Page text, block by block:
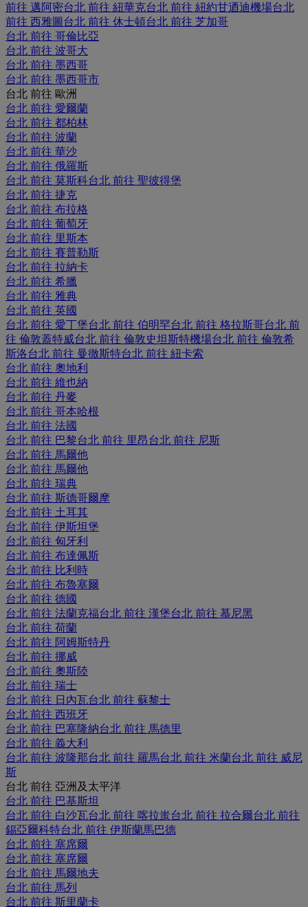
前往 邁阿密台北 前往 紐華克台北 前往 紐約甘迺迪機場台北
前往 西雅圖 台北 前往 休士頓台北 前往 芝加哥
台北 前往 哥倫比亞
台北 前往 波哥大
台北 前往 墨西哥
台北 前往 墨西哥市
台北 前往 歐洲
台北 前往 愛爾蘭
台北 前往 都柏林
台北 前往 波蘭
台北 前往 華沙
台北 前往 俄羅斯
台北 前往 莫斯科台北 前往 聖彼得堡
台北 前往 捷克
台北 前往 布拉格
台北 前往 葡萄牙
台北 前往 里斯本
台北 前往 賽普勒斯
台北 前往 拉納卡
台北 前往 希臘
台北 前往 雅典
台北 前往 英國
台北 前往 愛丁堡台北 前往 伯明罕台北 前往 格拉斯哥台北 前
往 倫敦蓋特威台北 前往 倫敦史坦斯特機場台北 前往 倫敦希
斯洛台北 前往 曼徹斯特台北 前往 紐卡索
台北 前往 奧地利
台北 前往 維也納
台北 前往 丹麥
台北 前往 哥本哈根
台北 前往 法國
台北 前往 巴黎台北 前往 里昂台北 前往 尼斯
台北 前往 馬爾他
台北 前往 馬爾他
台北 前往 瑞典
台北 前往 斯德哥爾摩
台北 前往 土耳其
台北 前往 伊斯坦堡
台北 前往 匈牙利
台北 前往 布達佩斯
台北 前往 比利時
台北 前往 布魯塞爾
台北 前往 德國
台北 前往 法蘭克福台北 前往 漢堡台北 前往 慕尼黑
台北 前往 荷蘭
台北 前往 阿姆斯特丹
台北 前往 挪威
台北 前往 奧斯陸
台北 前往 瑞士
台北 前往 日內瓦台北 前往 蘇黎士
台北 前往 西班牙
台北 前往 巴塞隆納台北 前往 馬德里
台北 前往 義大利
台北 前往 波隆那台北 前往 羅馬台北 前往 米蘭台北 前往 威尼
斯
台北 前往 亞洲及太平洋
台北 前往 巴基斯坦
台北 前往 白沙瓦台北 前往 喀拉蚩台北 前往 拉合爾台北 前往
錫亞爾科特台北 前往 伊斯蘭馬巴德
台北 前往 塞席爾
台北 前往 塞席爾
台北 前往 馬爾地夫
台北 前往 馬列
台北 前往 斯里蘭卡